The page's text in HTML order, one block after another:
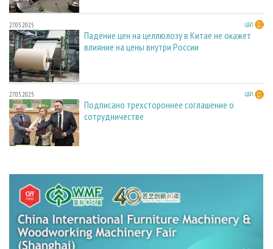
27.05.2025 ЦБП
Падение цен на целлюлозу в Китае не окажет
влияние на цены внутри России
27.05.2025 ЦБП
Подписано трехстороннее соглашение о
сотрудничестве